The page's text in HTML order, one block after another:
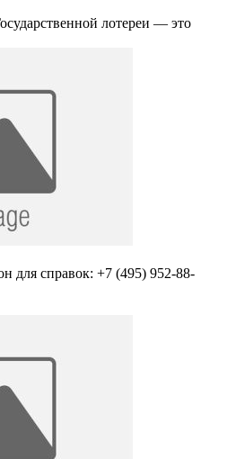
лотереи — это
для справок: +7 (495) 952-88-